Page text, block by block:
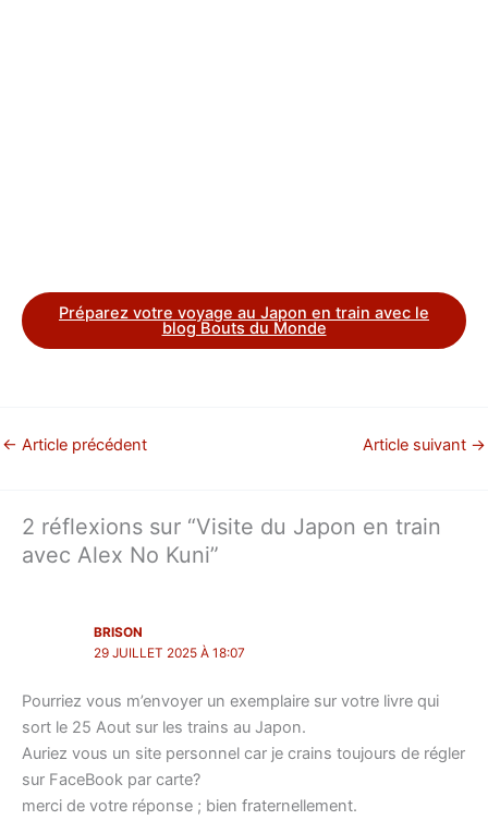
Préparez votre voyage au Japon en train avec le
blog Bouts du Monde
← Article précédent Article suivant →
2 réflexions sur “Visite du Japon en train
avec Alex No Kuni”
BRISON
29 JUILLET 2025 À 18:07
Pourriez vous m’envoyer un exemplaire sur votre livre qui
sort le 25 Aout sur les trains au Japon.
Auriez vous un site personnel car je crains toujours de régler
sur FaceBook par carte?
merci de votre réponse ; bien fraternellement.